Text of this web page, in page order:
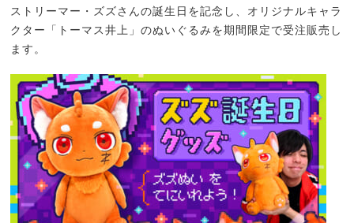
ストリーマー・ズズさんの誕生日を記念し、オリジナルキャラ
クター「トーマス井上」のぬいぐるみを期間限定で受注販売し
ます。